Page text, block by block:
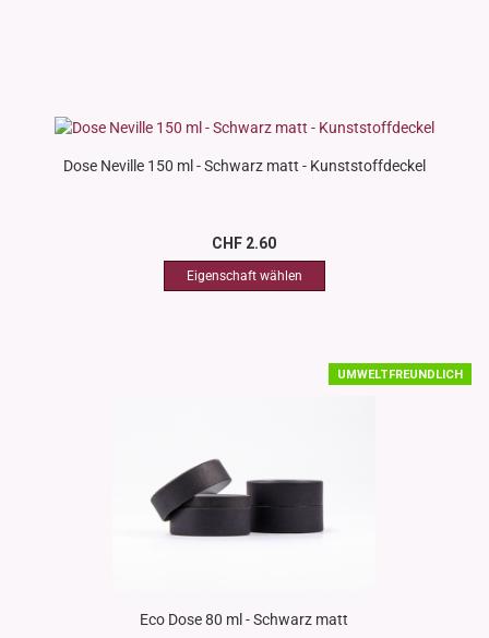
Dose Neville 150 ml - Schwarz matt - Kunststoffdeckel
CHF 2.60
UMWELTFREUNDLICH
Eco Dose 80 ml - Schwarz matt